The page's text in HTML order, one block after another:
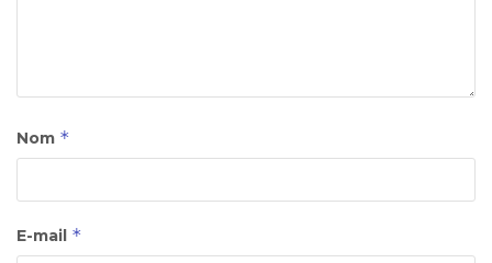
Nom *
E-mail *